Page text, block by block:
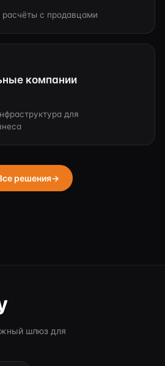
с продавцами
компании
для
решения→
шлюз для